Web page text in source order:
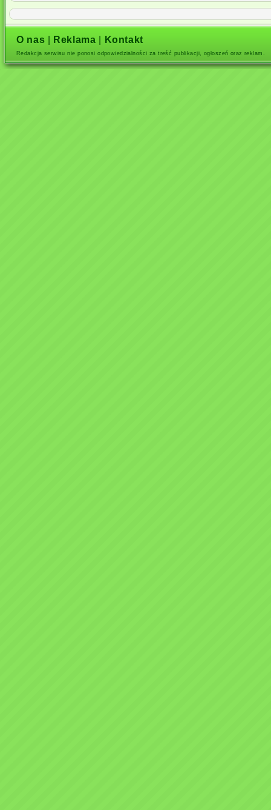
O nas Reklama Kontakt
Redakcja serwisu nie ponosi odpowiedzialności za treść publikacji, ogłoszeń oraz reklam.